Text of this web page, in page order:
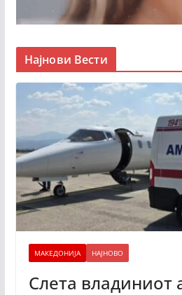
Најнови Вести
МАКЕДОНИЈА НАЈНОВО
Слета владиниот